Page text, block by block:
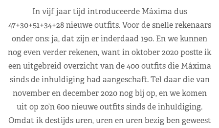
In vijf jaar tijd introduceerde Máxima dus
47+30+51+34+28 nieuwe outfits. Voor de snelle rekenaars
onder ons: ja, dat zijn er inderdaad 190. En we kunnen
nog even verder rekenen, want in oktober 2020 postte ik
een uitgebreid overzicht van de 400 outfits die Máxima
sinds de inhuldiging had aangeschaft. Tel daar die van
november en december 2020 nog bij op, en we komen
uit op zo’n 600 nieuwe outfits sinds de inhuldiging.
Omdat ik destijds uren, uren en uren bezig ben geweest